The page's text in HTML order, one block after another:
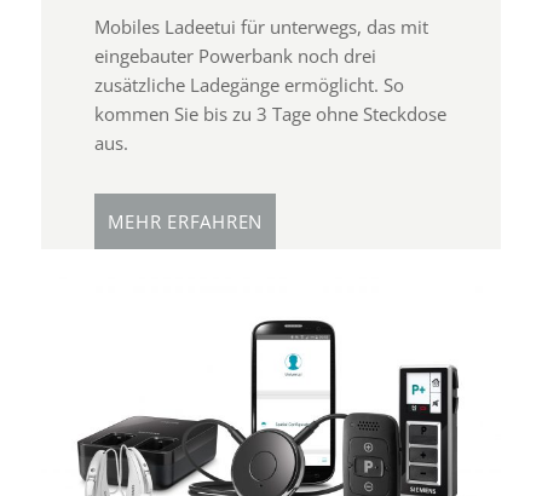
Mobiles Ladeetui für unterwegs, das mit
eingebauter Powerbank noch drei
zusätzliche Ladegänge ermöglicht. So
kommen Sie bis zu 3 Tage ohne Steckdose
aus.
MEHR ERFAHREN